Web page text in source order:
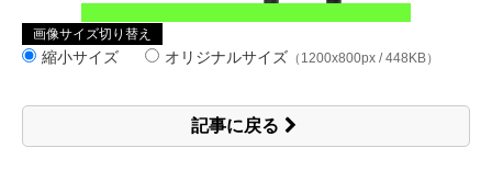
画像サイズ切り替え
縮小サイズ オリジナルサイズ （1200x800px / 448KB）
記事に戻る